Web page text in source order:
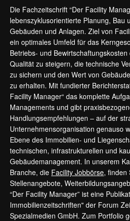
Die Fachzeitschrift “Der Facility
lebenszyklusorientierte Planung, Bau
Gebäuden und Anlagen. Ziel von
ein optimales Umfeld für das
Betriebs- und
Qualität zu steigern, die technische
zu sichern und den Wert von
zu erhalten. Mit fundierter
Facility Manager“ das komplette
Managements und gibt
Handlungsempfehlungen – auf der
Unternehmensorganisation genauso
Ebene des Immobilien- und
technischen, infrastrukturellen und
Gebäudemanagement. In unserem
Branche, die Facility Jobbörse, finden
Stellenangebote,
“Der Facility Manager” ist eine
Immobilienzeitschriften" der Forum
Spezialmedien GmbH. Zum Portfolio